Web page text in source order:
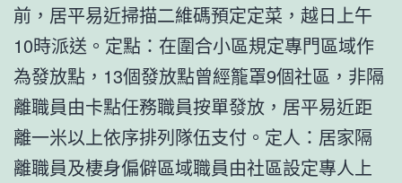
前，居平易近掃描二維碼預定定菜，越日上午
10時派送。定點：在圍合小區規定專門區域作
為發放點，13個發放點曾經籠罩9個社區，非隔
離職員由卡點任務職員按單發放，居平易近距
離一米以上依序排列隊伍支付。定人：居家隔
離職員及棲身偏僻區域職員由社區設定專人上